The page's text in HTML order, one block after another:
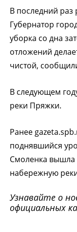
В последний раз
Губернатор
уборка со дна
отложений
чистой,
В следующем
реки Пряжки.
Ранее
поднявшийся
Смоленка вышла
набережную
Узнавайте о
официальных